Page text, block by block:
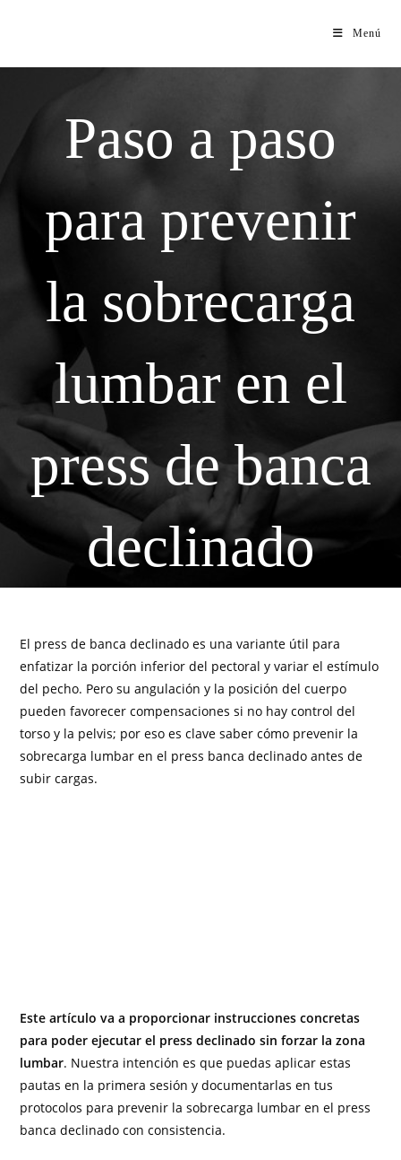
Menú
Paso a paso
para prevenir
la sobrecarga
lumbar en el
press de banca
declinado
El press de banca declinado es una variante útil para
enfatizar la porción inferior del pectoral y variar el estímulo
del pecho. Pero su angulación y la posición del cuerpo
pueden favorecer compensaciones si no hay control del
torso y la pelvis; por eso es clave saber cómo prevenir la
sobrecarga lumbar en el press banca declinado antes de
subir cargas.
Este artículo va a proporcionar instrucciones concretas
para poder ejecutar el press declinado sin forzar la zona
lumbar. Nuestra intención es que puedas aplicar estas
pautas en la primera sesión y documentarlas en tus
protocolos para prevenir la sobrecarga lumbar en el press
banca declinado con consistencia.